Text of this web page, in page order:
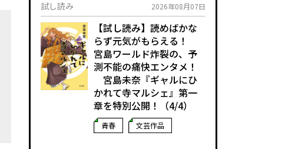
試し読み 2026年08月07日
【試し読み】読めばかな
らず元気がもらえる！
宮島ワールド炸裂の、予
測不能の痛快エンタメ！
宮島未奈『ギャルにひ
かれて寺マルシェ』第一
章を特別公開！（4/4）
青春 文芸作品